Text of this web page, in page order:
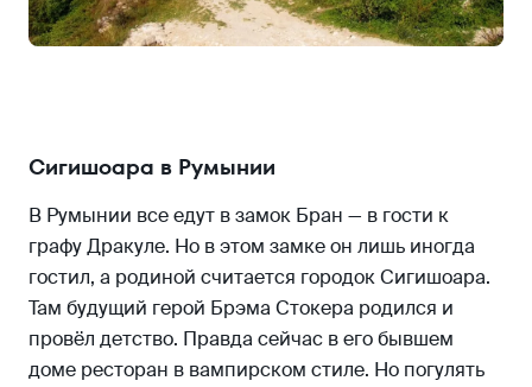
Сигишоара в Румынии
В Румынии все едут в замок Бран — в гости к
графу Дракуле. Но в этом замке он лишь иногда
гостил, а родиной считается городок Сигишоара.
Там будущий герой Брэма Стокера родился и
провёл детство. Правда сейчас в его бывшем
доме ресторан в вампирском стиле. Но погулять